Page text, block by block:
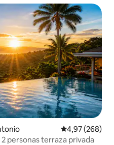
Calificación
4,97 (268)
2 personas terraza privada